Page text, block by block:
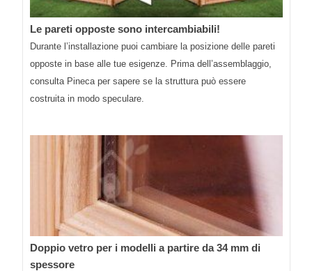
Le pareti opposte sono intercambiabili!
Durante l’installazione puoi cambiare la posizione delle pareti
opposte in base alle tue esigenze. Prima dell’assemblaggio,
consulta Pineca per sapere se la struttura può essere
costruita in modo speculare.
Doppio vetro per i modelli a partire da 34 mm di
spessore